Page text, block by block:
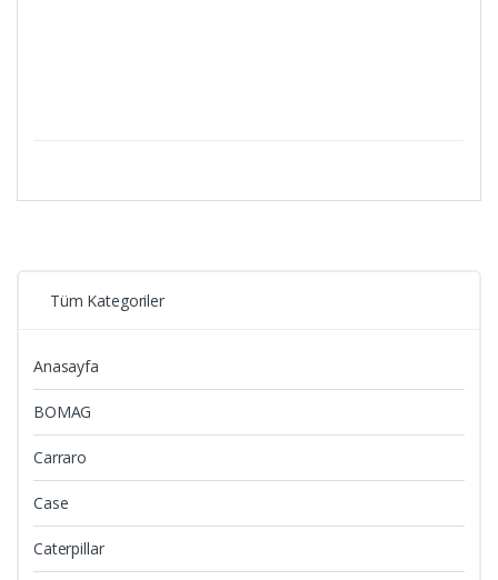
Tüm Kategoriler
Anasayfa
BOMAG
Carraro
Case
Caterpillar